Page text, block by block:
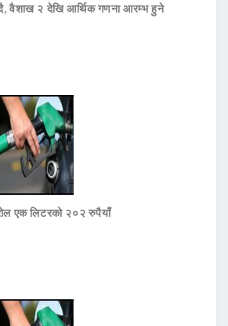
वैशाख २ देखि आर्थिक गणना आरम्भ हुने
एक लिटरको २०२ रुपैयाँ